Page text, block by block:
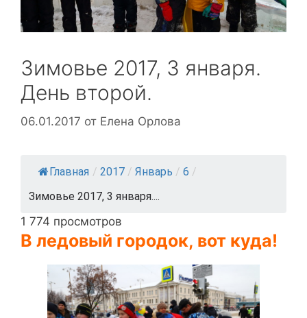
Зимовье 2017, 3 января.
День второй.
06.01.2017 от Елена Орлова
Главная / 2017 / Январь / 6 /
Зимовье 2017, 3 января....
1 774 просмотров
В ледовый городок, вот куда!